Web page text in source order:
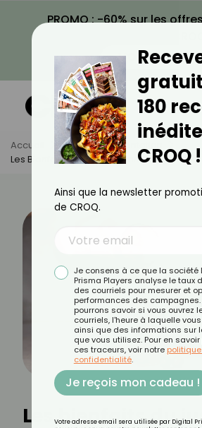
PROMO : -60% sur les
VOIR LA
Accueil Actus
Alimentation
Les Bienfaits Du Jus De Canneberge
Les bienfaits du
180
CROQ !
Ainsi que la newsletter
de CROQ.
Je consens à ce que la société
Prisma Players analyse le taux
des courriels pour mesurer et
performances des campagnes.
pourrons savoir si vous ouvrez
courriels, l'heure à laquelle
ainsi que des informations sur
que vous utilisez. Pour en
ces traceurs, voir notre
confidentialité.
Je reçois mon cadeau !
Votre adresse email sera utilisée par Digital